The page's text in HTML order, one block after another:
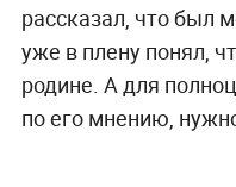
рассказал, что был
уже в плену понял,
родине. А для
по его мнению,